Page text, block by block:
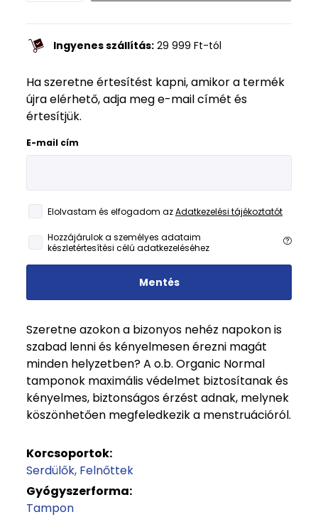
Ingyenes szállítás: 29 999 Ft-tól
Ha szeretne értesítést kapni, amikor a termék
újra elérhető, adja meg e-mail címét és
értesítjük.
E-mail cím
Elolvastam és elfogadom azAdatkezelési tájékoztatót
Hozzájárulok a személyes adataim
készletértesítési célú adatkezeléséhez
Mentés
Szeretne azokon a bizonyos nehéz napokon is
szabad lenni és kényelmesen érezni magát
minden helyzetben? A o.b. Organic Normal
tamponok maximális védelmet biztosítanak és
kényelmes, biztonságos érzést adnak, melynek
köszönhetően megfeledkezik a menstruációról.
Korcsoportok:
Serdülők Felnőttek
Gyógyszerforma:
Tampon